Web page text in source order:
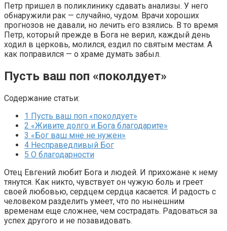
Петр пришел в поликлинику сдавать анализы. У него
обнаружили рак — случайно, чудом. Врачи хороших
прогнозов не давали, но лечить его взялись. В то время
Петр, который прежде в Бога не верил, каждый день
ходил в церковь, молился, ездил по святым местам. А
как поправился — о храме думать забыл.
Пусть ваш поп «поколдует»
Содержание статьи:
1 Пусть ваш поп «поколдует»
2 «Живите долго и Бога благодарите»
3 «Бог ваш мне не нужен»
4 Несправедливый Бог
5 О благодарности
Отец Евгений любит Бога и людей. И прихожане к нему
тянутся. Как никто, чувствует он чужую боль и греет
своей любовью, сердцем сердца касается. И радость с
человеком разделить умеет, что по нынешним
временам еще сложнее, чем сострадать. Радоваться за
успех другого и не позавидовать.